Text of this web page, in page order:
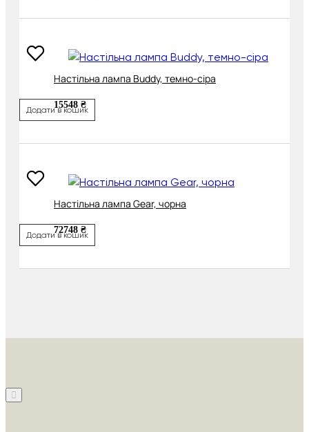
Настільна лампа Buddy, темно-сіра
15548 ₴
Додати в кошик
Настільна лампа Gear, чорна
72748 ₴
Додати в кошик